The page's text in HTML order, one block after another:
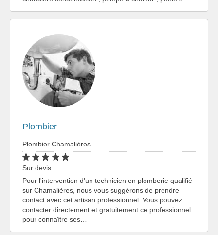
Plombier
Plombier Chamalières
Sur devis
Pour l'intervention d'un technicien en plomberie qualifié
sur Chamalières, nous vous suggérons de prendre
contact avec cet artisan professionnel. Vous pouvez
contacter directement et gratuitement ce professionnel
pour connaître ses…